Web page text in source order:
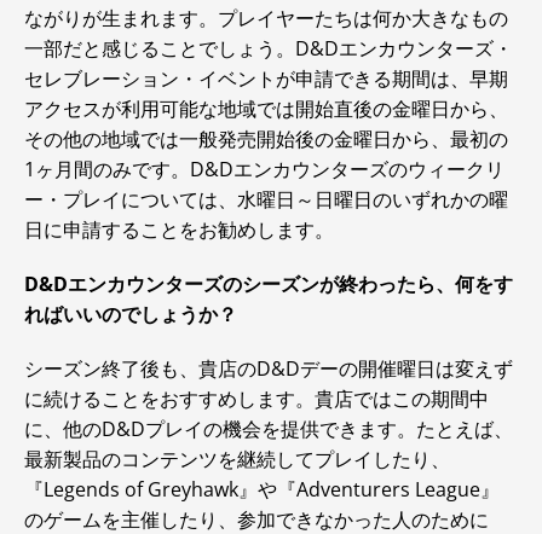
ながりが生まれます。プレイヤーたちは何か大きなもの
一部だと感じることでしょう。D&Dエンカウンターズ・
セレブレーション・イベントが申請できる期間は、早期
アクセスが利用可能な地域では開始直後の金曜日から、
その他の地域では一般発売開始後の金曜日から、最初の
1ヶ月間のみです。D&Dエンカウンターズのウィークリ
ー・プレイについては、水曜日～日曜日のいずれかの曜
日に申請することをお勧めします。
D&Dエンカウンターズのシーズンが終わったら、何をす
ればいいのでしょうか？
シーズン終了後も、貴店のD&Dデーの開催曜日は変えず
に続けることをおすすめします。貴店ではこの期間中
に、他のD&Dプレイの機会を提供できます。たとえば、
最新製品のコンテンツを継続してプレイしたり、
『Legends of Greyhawk』や『Adventurers League』
のゲームを主催したり、参加できなかった人のために